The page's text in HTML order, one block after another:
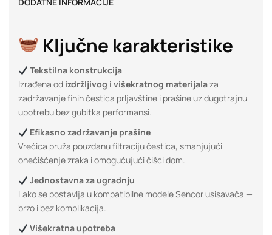
DODATNE INFORMACIJE
Ključne karakteristike
Tekstilna konstrukcija
Izrađena od izdržljivog i višekratnog materijalaza
zadržavanje finih čestica prljavštine i prašine uz dugotrajnu
upotrebu bez gubitka performansi.
Efikasno zadržavanje prašine
Vrećica pruža pouzdanu filtraciju čestica, smanjujući
onečišćenje zraka i omogućujući čišći dom.
Jednostavna za ugradnju
Lako se postavlja u kompatibilne modele Sencor usisavača —
brzo i bez komplikacija.
Višekratna upotreba